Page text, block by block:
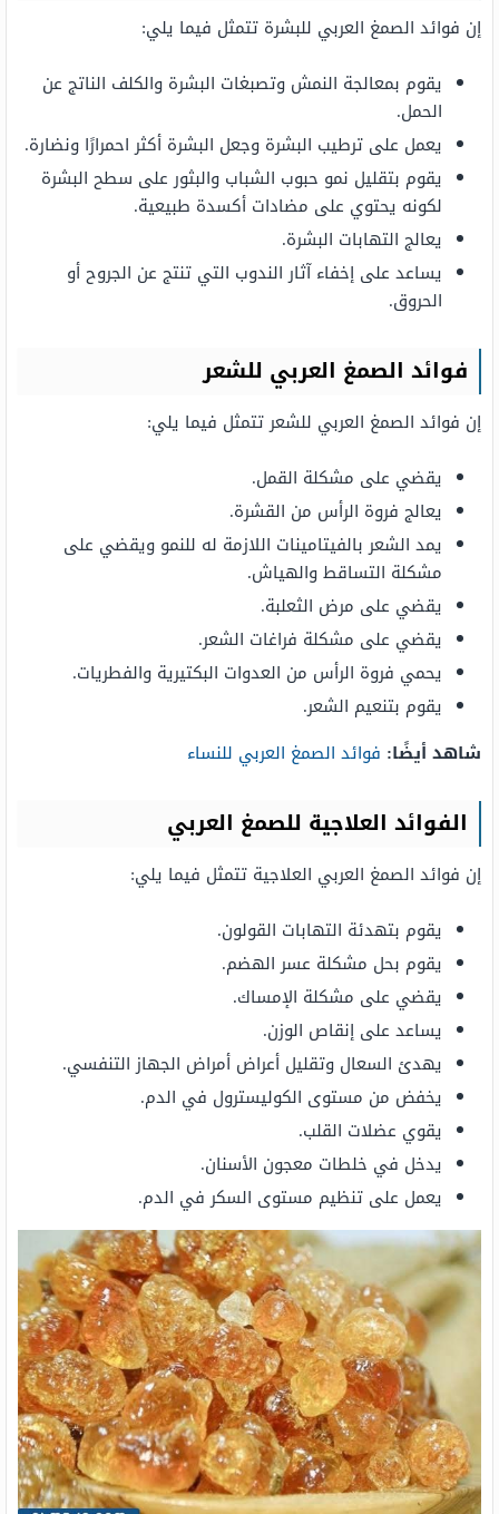
إن فوائد الصمغ العربي للبشرة تتمثل فيما يلي:
يقوم بمعالجة النمش وتصبغات البشرة والكلف الناتج عن
الحمل.
يعمل على ترطيب البشرة وجعل البشرة أكثر احمرارًا ونضارة.
يقوم بتقليل نمو حبوب الشباب والبثور على سطح البشرة
لكونه يحتوي على مضادات أكسدة طبيعية.
يعالج التهابات البشرة.
يساعد على إخفاء آثار الندوب التي تنتج عن الجروح أو
الحروق.
فوائد الصمغ العربي للشعر
إن فوائد الصمغ العربي للشعر تتمثل فيما يلي:
يقضي على مشكلة القمل.
يعالج فروة الرأس من القشرة.
يمد الشعر بالفيتامينات اللازمة له للنمو ويقضي على
مشكلة التساقط والهياش.
يقضي على مرض الثعلبة.
يقضي على مشكلة فراغات الشعر.
يحمي فروة الرأس من العدوات البكتيرية والفطريات.
يقوم بتنعيم الشعر.
شاهد أيضًا: فوائد الصمغ العربي للنساء
الفوائد العلاجية للصمغ العربي
إن فوائد الصمغ العربي العلاجية تتمثل فيما يلي:
يقوم بتهدئة التهابات القولون.
يقوم بحل مشكلة عسر الهضم.
يقضي على مشكلة الإمساك.
يساعد على إنقاص الوزن.
يهدئ السعال وتقليل أعراض أمراض الجهاز التنفسي.
يخفض من مستوى الكوليسترول في الدم.
يقوي عضلات القلب.
يدخل في خلطات معجون الأسنان.
يعمل على تنظيم مستوى السكر في الدم.